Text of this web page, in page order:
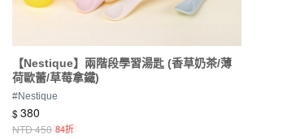
【Nestique】兩階段學習湯匙 (香草奶茶/薄
荷歐蕾/草莓拿鐵)
#Nestique
$380
NTD450 84折